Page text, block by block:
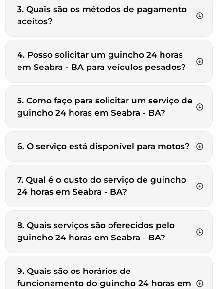
3. Quais são os métodos de pagamento
aceitos?
4. Posso solicitar um guincho 24 horas
em Seabra - BA para veículos pesados?
5. Como faço para solicitar um serviço de
guincho 24 horas em Seabra - BA?
6. O serviço está disponível para motos?
7. Qual é o custo do serviço de guincho
24 horas em Seabra - BA?
8. Quais serviços são oferecidos pelo
guincho 24 horas em Seabra - BA?
9. Quais são os horários de
funcionamento do guincho 24 horas em